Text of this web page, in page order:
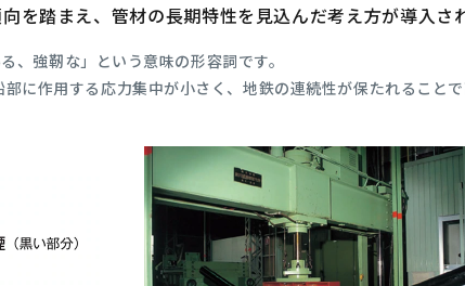
を踏まえ、管材の長期特性を見込んだ考え方が導入さ
強靭な」という意味の形容詞です。
に作用する応力集中が小さく、地鉄の連続性が保たれること